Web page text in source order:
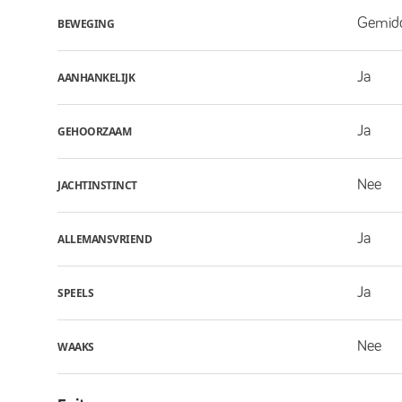
BEWEGING
AANHANKELIJK Ja
GEHOORZAAM Ja
JACHTINSTINCT Nee
ALLEMANSVRIEND Ja
SPEELS Ja
WAAKS Nee